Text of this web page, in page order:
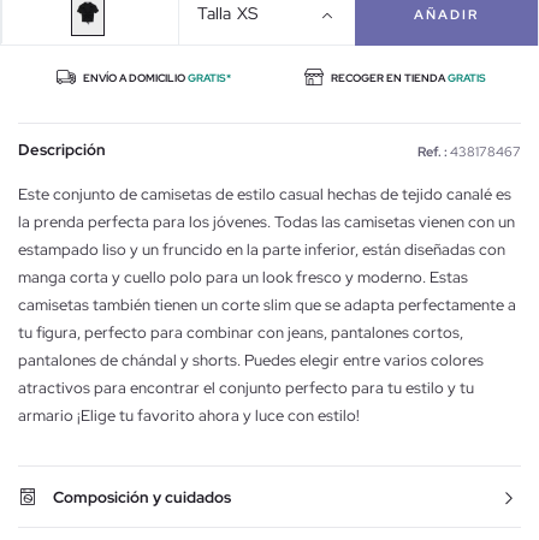
Talla XS AÑADIR
ENVÍO A DOMICILIOGRATIS* RECOGER EN TIENDAGRATIS
Descripción Ref. : 438178467
Este conjunto de camisetas de estilo casual hechas de tejido canalé es
la prenda perfecta para los jóvenes. Todas las camisetas vienen con un
estampado liso y un fruncido en la parte inferior, están diseñadas con
manga corta y cuello polo para un look fresco y moderno. Estas
camisetas también tienen un corte slim que se adapta perfectamente a
tu figura, perfecto para combinar con jeans, pantalones cortos,
pantalones de chándal y shorts. Puedes elegir entre varios colores
atractivos para encontrar el conjunto perfecto para tu estilo y tu
armario ¡Elige tu favorito ahora y luce con estilo!
Composición y cuidados